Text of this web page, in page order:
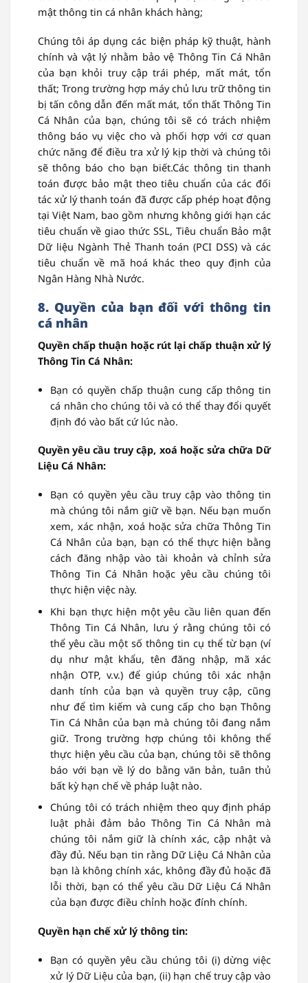
mật thông tin cá nhân khách hàng;
Chúng tôi áp dụng các biện pháp kỹ thuật, hành
chính và vật lý nhằm bảo vệ Thông Tin Cá Nhân
của bạn khỏi truy cập trái phép, mất mát, tổn
thất; Trong trường hợp máy chủ lưu trữ thông tin
bị tấn công dẫn đến mất mát, tổn thất Thông Tin
Cá Nhân của bạn, chúng tôi sẽ có trách nhiệm
thông báo vụ việc cho và phối hợp với cơ quan
chức năng để điều tra xử lý kịp thời và chúng tôi
sẽ thông báo cho bạn biết.Các thông tin thanh
toán được bảo mật theo tiêu chuẩn của các đối
tác xử lý thanh toán đã được cấp phép hoạt động
tại Việt Nam, bao gồm nhưng không giới hạn các
tiêu chuẩn về giao thức SSL, Tiêu chuẩn Bảo mật
Dữ liệu Ngành Thẻ Thanh toán (PCI DSS) và các
tiêu chuẩn về mã hoá khác theo quy định của
Ngân Hàng Nhà Nước.
8. Quyền của bạn đối với thông tin
cá nhân
Quyền chấp thuận hoặc rút lại chấp thuận xử lý
Thông Tin Cá Nhân:
Bạn có quyền chấp thuận cung cấp thông tin
cá nhân cho chúng tôi và có thể thay đổi quyết
định đó vào bất cứ lúc nào.
Quyền yêu cầu truy cập, xoá hoặc sửa chữa Dữ
Liệu Cá Nhân:
Bạn có quyền yêu cầu truy cập vào thông tin
mà chúng tôi nắm giữ về bạn. Nếu bạn muốn
xem, xác nhận, xoá hoặc sửa chữa Thông Tin
Cá Nhân của bạn, bạn có thể thực hiện bằng
cách đăng nhập vào tài khoản và chỉnh sửa
Thông Tin Cá Nhân hoặc yêu cầu chúng tôi
thực hiện việc này.
Khi bạn thực hiện một yêu cầu liên quan đến
Thông Tin Cá Nhân, lưu ý rằng chúng tôi có
thể yêu cầu một số thông tin cụ thể từ bạn (ví
dụ như mật khẩu, tên đăng nhập, mã xác
nhận OTP, v.v.) để giúp chúng tôi xác nhận
danh tính của bạn và quyền truy cập, cũng
như để tìm kiếm và cung cấp cho bạn Thông
Tin Cá Nhân của bạn mà chúng tôi đang nắm
giữ. Trong trường hợp chúng tôi không thể
thực hiện yêu cầu của bạn, chúng tôi sẽ thông
báo với bạn về lý do bằng văn bản, tuân thủ
bất kỳ hạn chế về pháp luật nào.
Chúng tôi có trách nhiệm theo quy định pháp
luật phải đảm bảo Thông Tin Cá Nhân mà
chúng tôi nắm giữ là chính xác, cập nhật và
đầy đủ. Nếu bạn tin rằng Dữ Liệu Cá Nhân của
bạn là không chính xác, không đầy đủ hoặc đã
lỗi thời, bạn có thể yêu cầu Dữ Liệu Cá Nhân
của bạn được điều chỉnh hoặc đính chính.
Quyền hạn chế xử lý thông tin:
Bạn có quyền yêu cầu chúng tôi (i) dừng việc
xử lý Dữ Liệu của bạn, (ii) hạn chế truy cập vào